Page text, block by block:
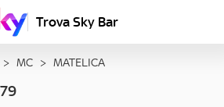
Trova Sky Bar
> MC > MATELICA